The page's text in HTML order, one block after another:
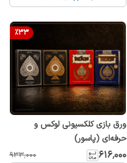
%33
ورق بازی کلکسیونی لوکس و
حرفه‌ای (پاسور)
۶۱۶٬۰۰۰ ۹۳۳٬۰۰۰